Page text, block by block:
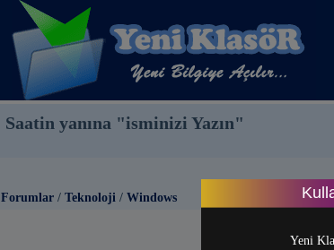
Yeni
Saatin yanına "isminizi Yazın"
Forumlar / Teknoloji / Windows